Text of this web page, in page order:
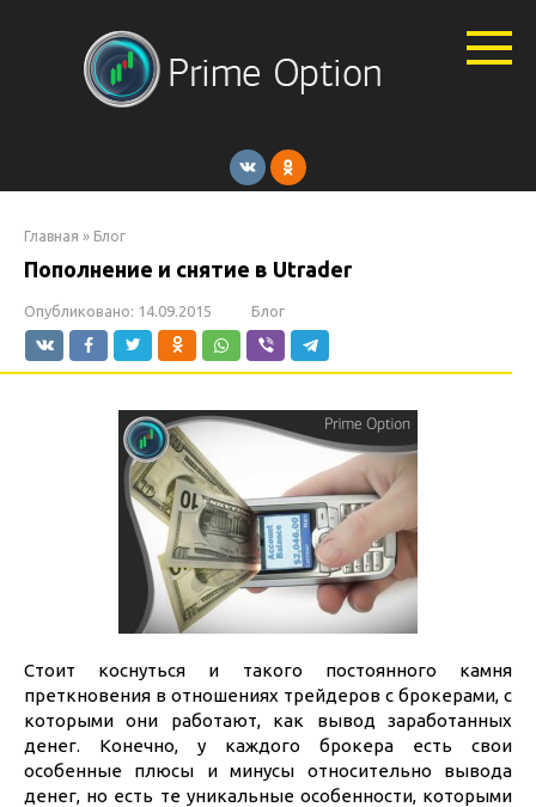
Главная » Блог
Пополнение и снятие в Utrader
Опубликовано: 14.09.2015 Блог
Стоит коснуться и такого постоянного камня
преткновения в отношениях трейдеров с брокерами, с
которыми они работают, как вывод заработанных
денег. Конечно, у каждого брокера есть свои
особенные плюсы и минусы относительно вывода
денег, но есть те уникальные особенности, которыми